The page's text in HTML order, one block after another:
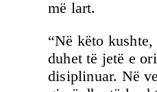
më lart.
“Në këto
duhet të jetë e
disiplinuar. Në